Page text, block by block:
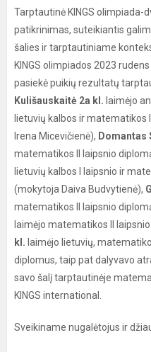
Tarptautinė KINGS olimpiada-
patikrinimas, suteikiantis
šalies ir tarptautiniame
KINGS olimpiados 2023
pasiekė puikių rezultatų
Kulišauskaitė 2a kl. laimėjo
lietuvių kalbos ir matematikos
Irena Micevičienė), Domantas
matematikos II laipsnio
lietuvių kalbos I laipsnio ir
(mokytoja Daiva Budvytienė),
matematikos II laipsnio
laimėjo matematikos II
kl. laimėjo lietuvių,
diplomus, taip pat dalyvavo
savo šalį tarptautinėje
KINGS international.
Sveikiname nugalėtojus ir